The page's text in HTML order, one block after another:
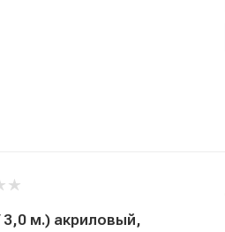
м.) акриловый,